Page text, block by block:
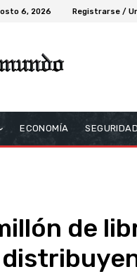
6, 2026 Registrarse /
ECONOMÍA SEGURIDAD
de